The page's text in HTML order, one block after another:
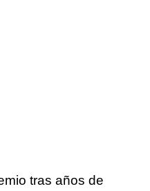
tras años de